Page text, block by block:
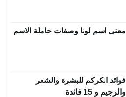
معنى اسم لونا وصفات حاملة الاسم
فوائد الكركم للبشرة والشعر
والرجيم و 15 فائدة